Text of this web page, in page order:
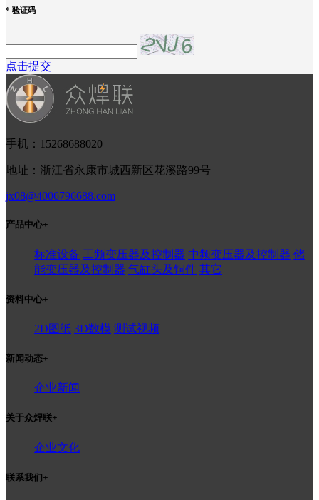
* 验证码
点击提交
手机：15268688020
地址：浙江省永康市城西新区花溪路99号
jx08@4006796688.com
产品中心+
标准设备 工频变压器及控制器 中频变压器及控制器 储
能变压器及控制器 气缸头及铜件 其它
资料中心+
2D图纸 3D数模 测试视频
新闻动态+
企业新闻
关于众焊联+
企业文化
联系我们 +